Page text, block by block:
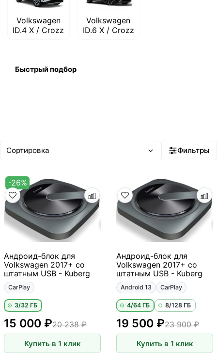
Volkswagen
ID.4 X / Crozz
Volkswagen
ID.6 X / Crozz
Быстрый подбор
Фильтры
-26%
Андроид-блок для
Volkswagen 2017+ со
штатным USB - Kuberg
CarPlay
3/32 ГБ
20 238 ₽
15 000 ₽
Купить в 1 клик
Андроид-блок для
Volkswagen 2017+ со
штатным USB - Kuberg
Android 13 CarPlay
4/64 ГБ 8/128 ГБ
19 500 ₽23 900 ₽
Купить в 1 клик